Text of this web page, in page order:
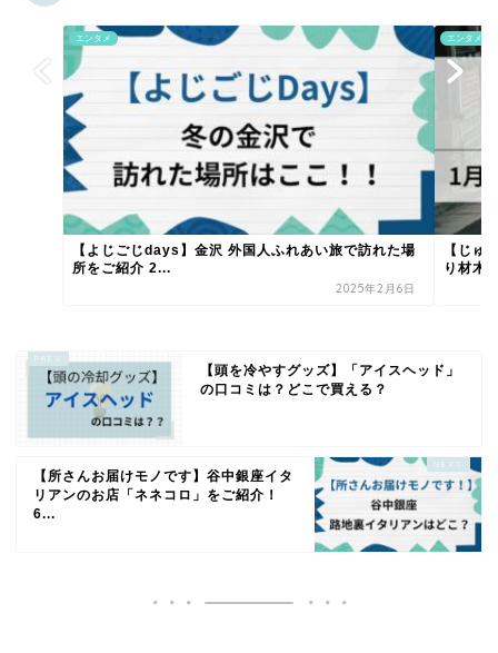
エンタメ
【よじごじdays】金沢 外国人ふれあい旅で訪れた場
所をご紹介 2...
2025年2月6日
エンタメ
【じゅ
り材木
【頭を冷やすグッズ】「アイスヘッド」
の口コミは？どこで買える？
【所さんお届けモノです】谷中銀座イタ
リアンのお店「ネネコロ」をご紹介！
6...